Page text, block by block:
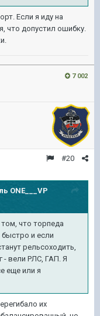
Если я иду на
что допустил ошибку.
7 002
#20
ONE___VP
что торпеда
быстро и если
рельсоходить,
- вели РЛС, ГАП. Я
еще или я
их